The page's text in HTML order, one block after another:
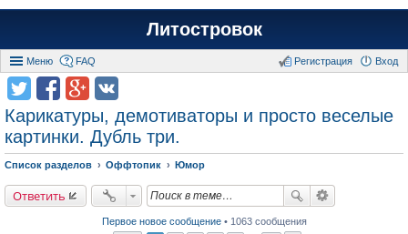
Литостровок
Меню FAQ Вход
Регистрация
Карикатуры, демотиваторы и просто веселые
картинки. Дубль три.
Список разделов Оффтопик Юмор
Ответить
Первое новое сообщение• 1063 сообщения